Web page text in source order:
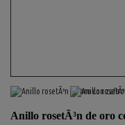
Anillo rosetÃ³n de oro